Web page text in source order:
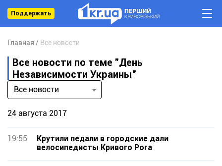
Поддержать
Главная Все новости
Все новости по теме "День
Независимости Украины"
Все новости
24 августа 2017
19:55
Крутили педали в городские дали
велосипедисты Кривого Рога